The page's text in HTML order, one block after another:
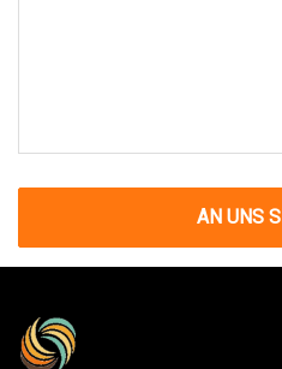
AN UNS